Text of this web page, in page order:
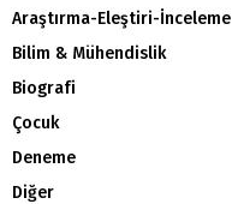
Araştırma-Eleştiri-İnceleme
Bilim & Mühendislik
Biografi
Çocuk
Deneme
Diğer